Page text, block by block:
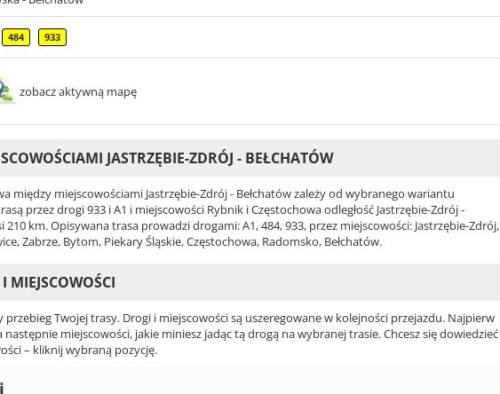
484 933
zobacz aktywną mapę
JASTRZĘBIE-ZDRÓJ - BEŁCHATÓW
między miejscowościami Jastrzębie-Zdrój - Bełchatów zależy od wybranego wariantu
przez drogi 933 i A1 i miejscowości Rybnik i Częstochowa odległość Jastrzębie-Zdrój -
210 km. Opisywana trasa prowadzi drogami: A1, 484, 933, przez miejscowości: Jastrzębie-Zdrój,
Zabrze, Bytom, Piekary Śląskie, Częstochowa, Radomsko, Bełchatów.
MIEJSCOWOŚCI
Twojej trasy. Drogi i miejscowości są uszeregowane w kolejności przejazdu. Najpierw
miejscowości, jakie miniesz jadąc tą drogą na wybranej trasie. Chcesz się dowiedzieć
– kliknij wybraną pozycję.